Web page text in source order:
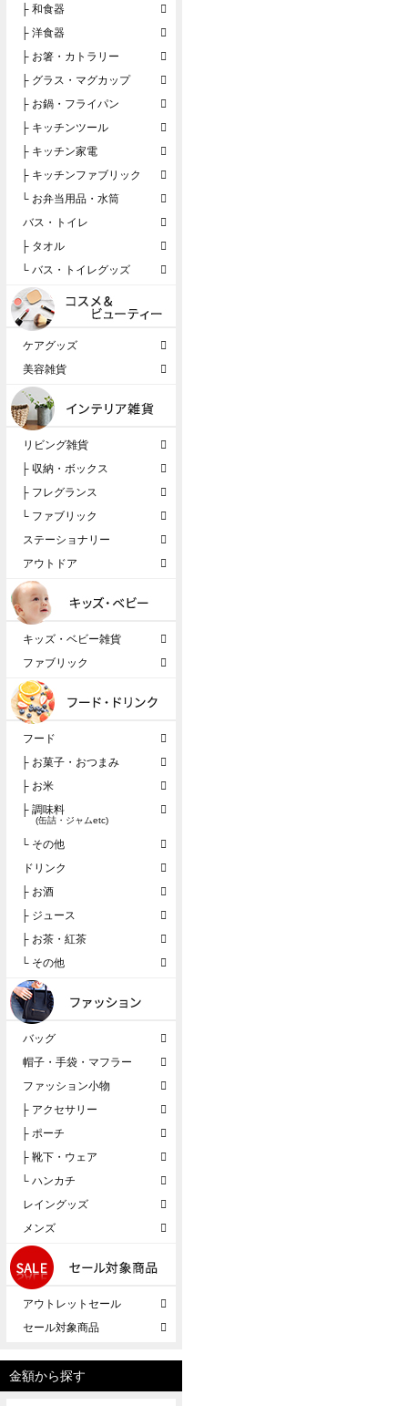
├ 和食器
├ 洋食器
├ お箸・カトラリー
├ グラス・マグカップ
├ お鍋・フライパン
├ キッチンツール
├ キッチン家電
├ キッチンファブリック
└ お弁当用品・水筒
バス・トイレ
├ タオル
└ バス・トイレグッズ
ケアグッズ
美容雑貨
リビング雑貨
├ 収納・ボックス
├ フレグランス
└ ファブリック
ステーショナリー
アウトドア
キッズ・ベビー雑貨
ファブリック
フード
├ お菓子・おつまみ
├ お米
├ 調味料
(缶詰・ジャムetc)
└ その他
ドリンク
├ お酒
├ ジュース
├ お茶・紅茶
└ その他
バッグ
帽子・手袋・マフラー
ファッション小物
├ アクセサリー
├ ポーチ
├ 靴下・ウェア
└ ハンカチ
レイングッズ
メンズ
アウトレットセール
セール対象商品
金額から探す